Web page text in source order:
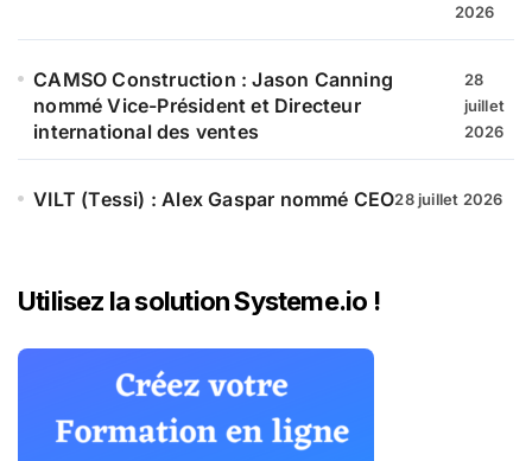
2026
CAMSO Construction : Jason Canning
nommé Vice-Président et Directeur
international des ventes
28
juillet
2026
VILT (Tessi) : Alex Gaspar nommé CEO28 juillet 2026
Utilisez la solution Systeme.io !